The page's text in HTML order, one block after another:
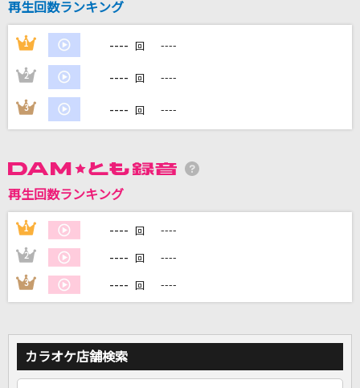
家族や友達と一緒に！練習にも！
再生回数ランキング
1 ---- 回 ----
2 ---- 回 ----
3 ---- 回 ----
再生回数ランキング
1 ---- 回 ----
2 ---- 回 ----
3 ---- 回 ----
カラオケ店舗検索